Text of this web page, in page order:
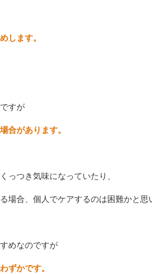
します。
すが
合があります。
っつき気味になっていたり、
場合、個人でケアするのは困難かと思
めなのですが
ずかです。